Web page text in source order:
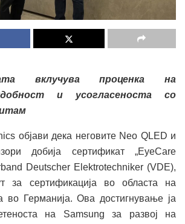
вклучува проценка на
и усогласеноста со
објави дека неговите Neo QLED и
добија сертификат „EyeCare
Deutscher Elektrotechniker (VDE),
за сертификација во областа на
во Германија. Ова достигнување ја
на Samsung за развој на